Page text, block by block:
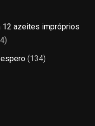
12 azeites impróprios
(134)